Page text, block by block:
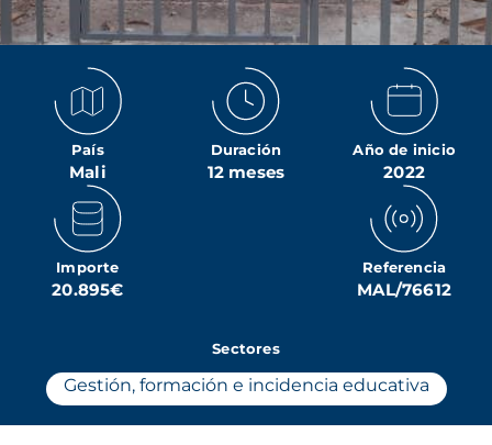
País
Mali
Duración
12 meses
Año de inicio
2022
Importe
20.895€
Referencia
MAL/76612
Sectores
Gestión, formación e incidencia educativa